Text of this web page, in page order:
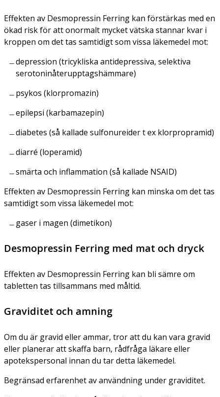
Effekten av Desmopressin Ferring kan förstärkas med en
ökad risk för att onormalt mycket vätska stannar kvar i
kroppen om det tas samtidigt som vissa läkemedel mot:
depression (tricykliska antidepressiva, selektiva
serotoninåterupptagshämmare)
psykos (klorpromazin)
epilepsi (karbamazepin)
diabetes (så kallade sulfonureider t ex klorpropramid)
diarré (loperamid)
smärta och inflammation (så kallade NSAID)
Effekten av Desmopressin Ferring kan minska om det tas
samtidigt som vissa läkemedel mot:
gaser i magen (dimetikon)
Desmopressin Ferring med mat och dryck
Effekten av Desmopressin Ferring kan bli sämre om
tabletten tas tillsammans med måltid.
Graviditet och amning
Om du är gravid eller ammar, tror att du kan vara gravid
eller planerar att skaffa barn, rådfråga läkare eller
apotekspersonal innan du tar detta läkemedel.
Begränsad erfarenhet av användning under graviditet.